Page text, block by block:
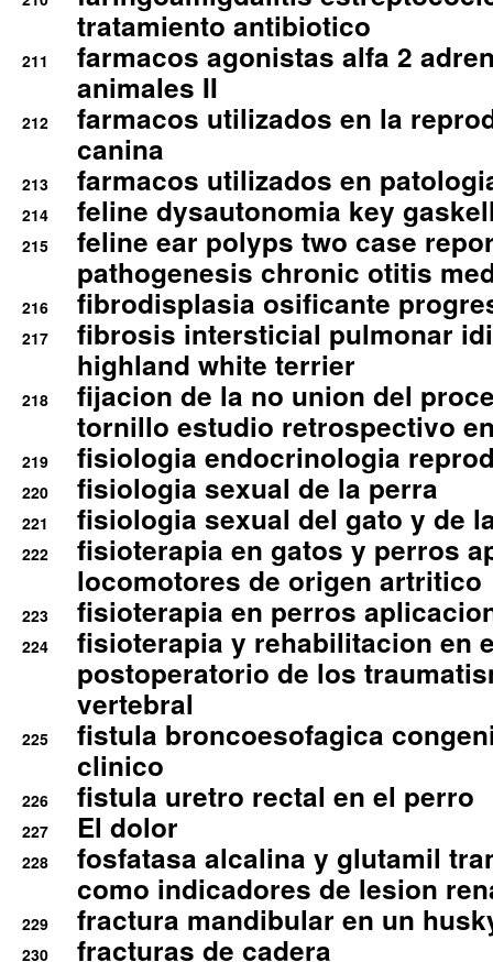
tratamiento antibiotico
211
farmacos agonistas alfa 2
animales II
212
farmacos utilizados en la
canina
213 farmacos utilizados en
214 feline dysautonomia key
215
feline ear polyps two case
pathogenesis chronic otitis
216 fibrodisplasia osificante
217
fibrosis intersticial pulmonar
highland white terrier
218
fijacion de la no union del
tornillo estudio retrospectivo
219 fisiologia endocrinologia
220 fisiologia sexual de la perra
221 fisiologia sexual del gato y de
222
fisioterapia en gatos y perros
locomotores de origen artritico
223 fisioterapia en perros
224
fisioterapia y rehabilitacion en
postoperatorio de los
vertebral
225
fistula broncoesofagica
clinico
226 fistula uretro rectal en el perro
227 El dolor
228
fosfatasa alcalina y glutamil
como indicadores de lesion
229 fractura mandibular en un
230 fracturas de cadera